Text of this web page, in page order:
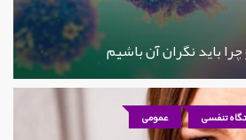
باید نگران آن باشیم
تنفسی عمومی